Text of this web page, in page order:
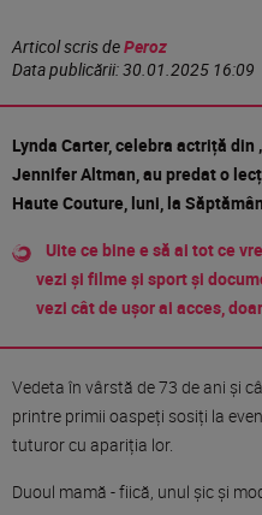
Articol scris dePeroz
Data publicării:30.01.2025 16:09
Lynda Carter, celebra actriță din
Jennifer Altman, au predat o
Haute Couture, luni, la
Uite ce bine e să ai tot ce
vezi și filme și sport și
vezi cât de ușor ai acces,
Vedeta în vârstă de 73 de ani și
printre primii oaspeți sosiți la
tuturor cu apariția lor.
Duoul mamă - fiică, unul șic și